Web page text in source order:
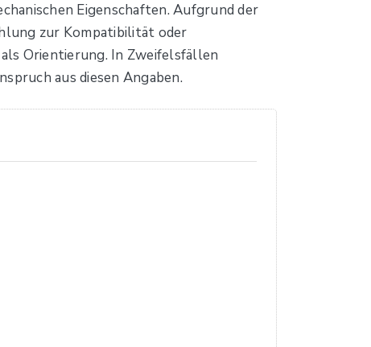
Eigenschaften. Aufgrund der
zur Kompatibilität oder
Orientierung. In Zweifelsfällen
aus diesen Angaben.